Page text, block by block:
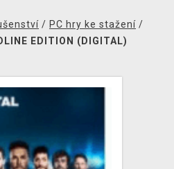
/ PC hry ke stažení /
EDITION (DIGITAL)